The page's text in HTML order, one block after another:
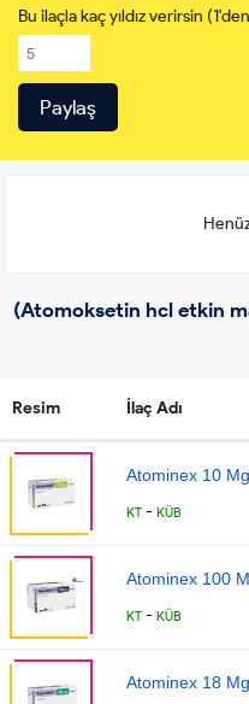
Bu ilaçla kaç yıldız verirsin
(Atomoksetin hcl etkin
Resim İlaç Adı
Atominex 10
KT - KÜB
Atominex 100
KT - KÜB
Atominex 18